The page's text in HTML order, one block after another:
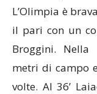
il pari con un
Broggini. Nella
metri di campo
volte. Al 36’
bene in mezzo